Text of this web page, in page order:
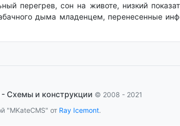
перегрев, сон на животе, низкий
дыма младенцем, перенесенные
- Cхемы и конструкции © 2008 - 2021
"MKateCMS" от Ray Icemont.